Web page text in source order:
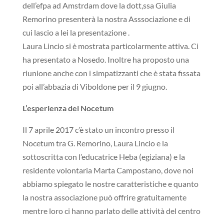
dell’efpa ad Amstrdam dove la dott,ssa Giulia
Remorino presenterà la nostra Asssociazione e di
cui lascio a lei la presentazione .
Laura Lincio si è mostrata particolarmente attiva. Ci
ha presentato a Nosedo. Inoltre ha proposto una
riunione anche con i simpatizzanti che è stata fissata
poi all’abbazia di Viboldone per il 9 giugno.
L’esperienza del Nocetum
Il 7 aprile 2017 c’è stato un incontro presso il
Nocetum tra G. Remorino, Laura Lincio e la
sottoscritta con l’educatrice Heba (egiziana) e la
residente volontaria Marta Campostano, dove noi
abbiamo spiegato le nostre caratteristiche e quanto
la nostra associazione può offrire gratuitamente
mentre loro ci hanno parlato delle attività del centro